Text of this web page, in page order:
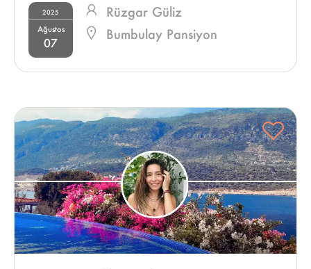
2025
Ağustos
07
Rüzgar Güliz
Bumbulay Pansiyon